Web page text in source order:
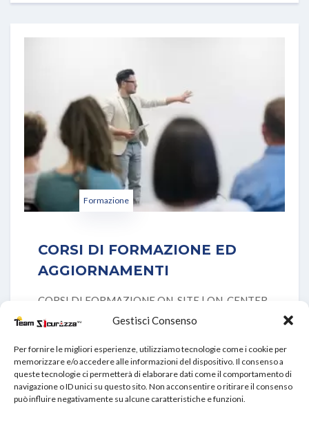
Gestisci Consenso
Per fornire le migliori esperienze, utilizziamo tecnologie come i cookie per
memorizzare e/o accedere alle informazioni del dispositivo. Il consenso a
queste tecnologie ci permetterà di elaborare dati come il comportamento di
navigazione o ID unici su questo sito. Non acconsentire o ritirare il consenso
può influire negativamente su alcune caratteristiche e funzioni.
Formazione
CORSI DI FORMAZIONE ED
AGGIORNAMENTI
CORSI DI FORMAZIONE ON-SITE | ON-CENTER
La formazione del personale è un investimento
VIEW DETAILS